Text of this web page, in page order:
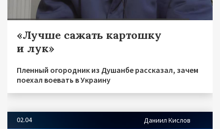
«Лучше сажать картошку
и лук»
Пленный огородник из Душанбе рассказал, зачем
поехал воевать в Украину
02.04 Даниил Кислов